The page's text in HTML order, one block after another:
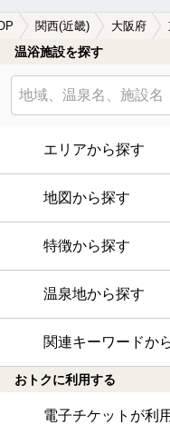
関西(近畿) 大阪府
温浴施設を探す
エリアから探す
地図から探す
特徴から探す
温泉地から探す
関連キーワードか
おトクに利用する
電子チケットが利